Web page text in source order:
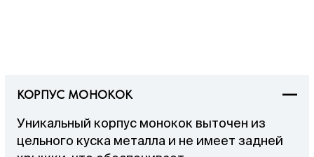
КОРПУС МОНОКОК
Уникальный корпус монокок выточен из
цельного куска металла и не имеет задней